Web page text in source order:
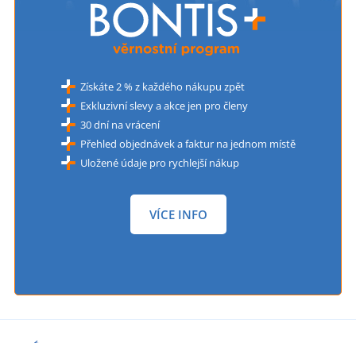
Získáte 2 % z každého nákupu zpět
Exkluzivní slevy a akce jen pro členy
30 dní na vrácení
Přehled objednávek a faktur na jednom místě
Uložené údaje pro rychlejší nákup
VÍCE INFO